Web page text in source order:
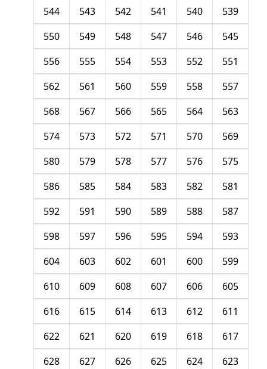
539
540
541
542
543
544
545
546
547
548
549
550
551
552
553
554
555
556
557
558
559
560
561
562
563
564
565
566
567
568
569
570
571
572
573
574
575
576
577
578
579
580
581
582
583
584
585
586
587
588
589
590
591
592
593
594
595
596
597
598
599
600
601
602
603
604
605
606
607
608
609
610
611
612
613
614
615
616
617
618
619
620
621
622
623
624
625
626
627
628